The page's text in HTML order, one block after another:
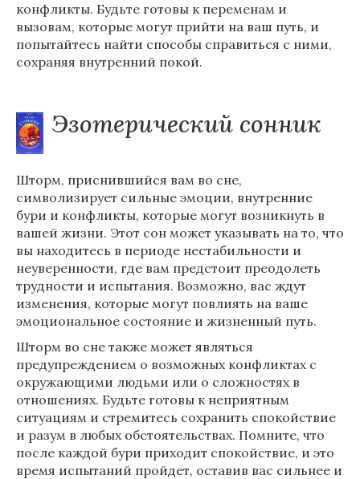
конфликты. Будьте готовы к переменам и
вызовам, которые могут прийти на ваш путь, и
попытайтесь найти способы справиться с ними,
сохраняя внутренний покой.
Эзотерический сонник
Шторм, приснившийся вам во сне,
символизирует сильные эмоции, внутренние
бури и конфликты, которые могут возникнуть в
вашей жизни. Этот сон может указывать на то, что
вы находитесь в периоде нестабильности и
неуверенности, где вам предстоит преодолеть
трудности и испытания. Возможно, вас ждут
изменения, которые могут повлиять на ваше
эмоциональное состояние и жизненный путь.
Шторм во сне также может являться
предупреждением о возможных конфликтах с
окружающими людьми или о сложностях в
отношениях. Будьте готовы к неприятным
ситуациям и стремитесь сохранить спокойствие
и разум в любых обстоятельствах. Помните, что
после каждой бури приходит спокойствие, и это
время испытаний пройдет, оставив вас сильнее и